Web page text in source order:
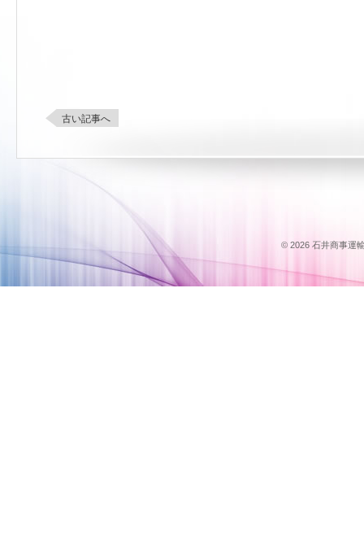
古い記事へ
© 2026 石井商事運